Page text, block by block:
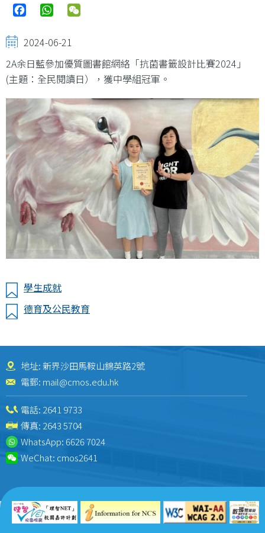
FacebookWhatsApp
2024-06-21
2A余日藍參加優質圖書館網絡「抗菌書籤設計比賽2024」
(主題：全民閱讀日），獲中學組冠軍。
學生成就
德育及公民教育
地址: 新界沙田馬鞍山錦英路2號
電郵: mail@cmos.edu.hk
電話: 2641 9733
傳真: 2643 5704
WhatsApp:6626 7024
WeChat: cmos2641